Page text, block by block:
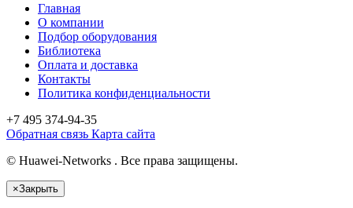
Главная
О компании
Подбор оборудования
Библиотека
Оплата и доставка
Контакты
Политика конфиденциальности
+7 495 374-94-35
Обратная связь Карта сайта
© Huawei-Networks . Все права защищены.
×Закрыть